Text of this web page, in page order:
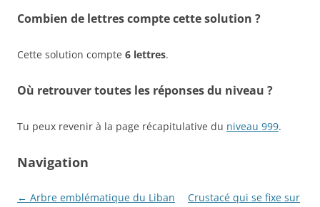
Combien de lettres compte cette solution ?
Cette solution compte 6 lettres.
Où retrouver toutes les réponses du niveau ?
Tu peux revenir à la page récapitulative du niveau 999.
Navigation
← Arbre emblématique du Liban
Crustacé qui se fixe sur